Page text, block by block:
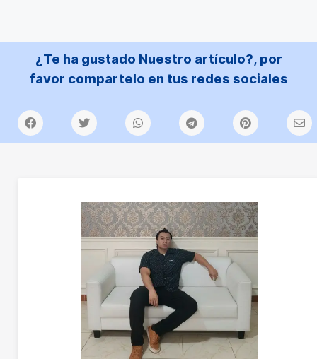
¿Te ha gustado Nuestro artículo?, por
favor compartelo en tus redes sociales